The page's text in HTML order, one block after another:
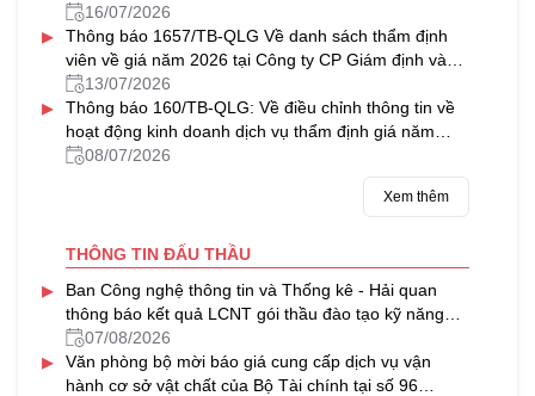
vấn Thủ Đô
16/07/2026
▸
Thông báo 1657/TB-QLG Về danh sách thẩm định
viên về giá năm 2026 tại Công ty CP Giám định và
Thẩm định tài sản Việt Nam
13/07/2026
▸
Thông báo 160/TB-QLG: Về điều chỉnh thông tin về
hoạt động kinh doanh dịch vụ thẩm định giá năm
2026 tại Công ty CP Định giá HFC
08/07/2026
Xem thêm
THÔNG TIN ĐẤU THẦU
▸
Ban Công nghệ thông tin và Thống kê - Hải quan
thông báo kết quả LCNT gói thầu đào tạo kỹ năng
làm việc trong môi trường số, chuyển đổi số của
ngành Hải quan (02 lớp)
07/08/2026
▸
Văn phòng bộ mời báo giá cung cấp dịch vụ vận
hành cơ sở vật chất của Bộ Tài chính tại số 96